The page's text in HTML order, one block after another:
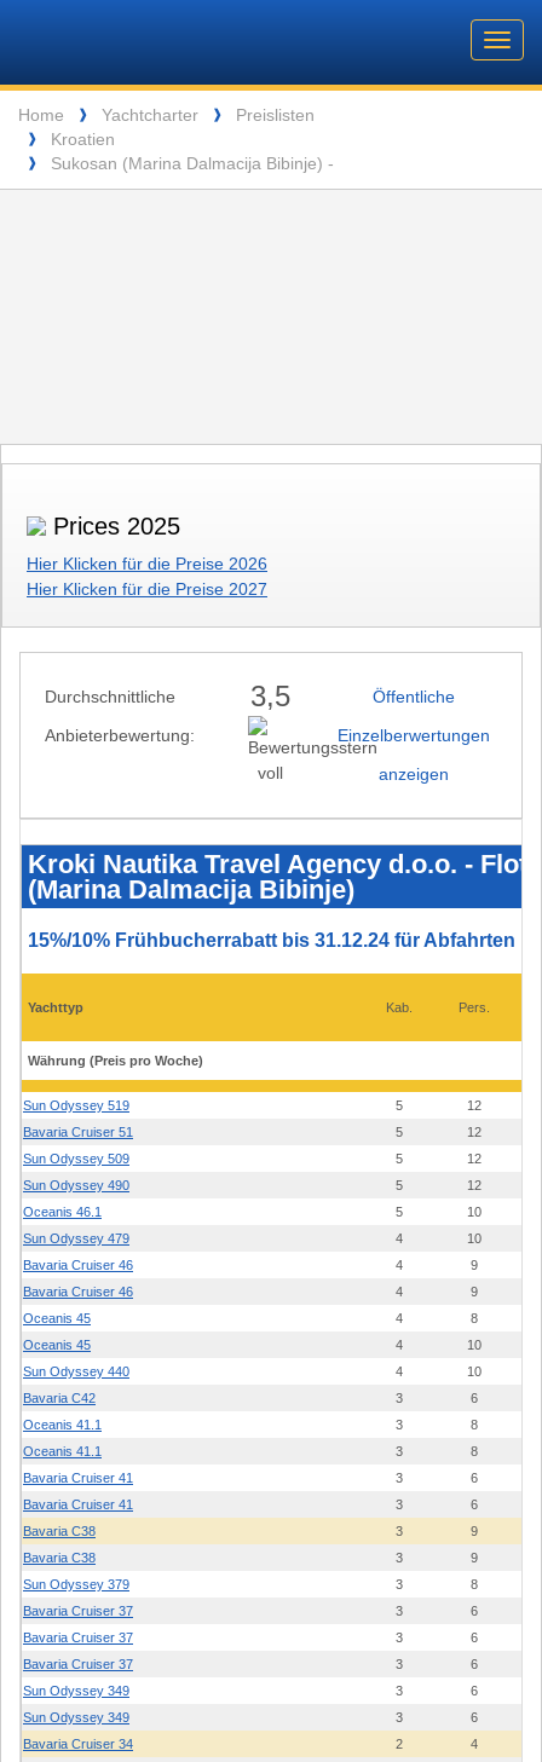
Barone
Yachting
Breadcrumb
Home ❱ Yachtcharter ❱ Preislisten
❱ Kroatien
❱ Sukosan (Marina Dalmacija Bibinje) -
Prices 2025
Hier Klicken für die Preise 2026
Hier Klicken für die Preise 2027
Durchschnittliche
Anbieterbewertung:
3,5
Öffentliche
Einzelberwertungen
anzeigen
Nautika
Travel
Agency
d.o.o.
-
und
Preise
Sukosan
(Marina
Bibinje)
Kroki Nautika Travel Agency d.o.o. -
(Marina Dalmacija Bibinje)
15%/10% Frühbucherrabatt bis 31.12.24 für Abfahrten
Yachttyp Kab. Pers.
Währung (Preis pro Woche)
Sun Odyssey 519 5
12
Bavaria Cruiser 51
5
12
Sun Odyssey 509
5
12
Sun Odyssey 490
5
12
Oceanis 46.1
5
10
Sun Odyssey 479
4
10
Bavaria Cruiser 46
4
9
Bavaria Cruiser 46
4
9
Oceanis 45
4
8
Oceanis 45
4
10
Sun Odyssey 440
4
10
Bavaria C42
3
6
Oceanis 41.1
3
8
Oceanis 41.1
3
8
Bavaria Cruiser 41
3
6
Bavaria Cruiser 41
3
6
Bavaria C38
3
9
Bavaria C38
3
9
Sun Odyssey 379
3
8
Bavaria Cruiser 37
3
6
Bavaria Cruiser 37
3
6
Bavaria Cruiser 37
3
6
Sun Odyssey 349
3
6
Sun Odyssey 349
3
6
Bavaria Cruiser 34
2
4